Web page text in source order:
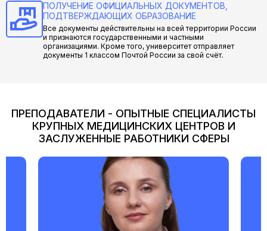
ПОЛУЧЕНИЕ ОФИЦИАЛЬНЫХ ДОКУМЕНТОВ,
ПОДТВЕРЖДАЮЩИХ ОБРАЗОВАНИЕ
Все документы действительны на всей территории России
и признаются государственными и частными
организациями. Кроме того, университет отправляет
документы 1 классом Почтой России за свой счёт.
ПРЕПОДАВАТЕЛИ - ОПЫТНЫЕ СПЕЦИАЛИСТЫ
КРУПНЫХ МЕДИЦИНСКИХ ЦЕНТРОВ И
ЗАСЛУЖЕННЫЕ РАБОТНИКИ СФЕРЫ